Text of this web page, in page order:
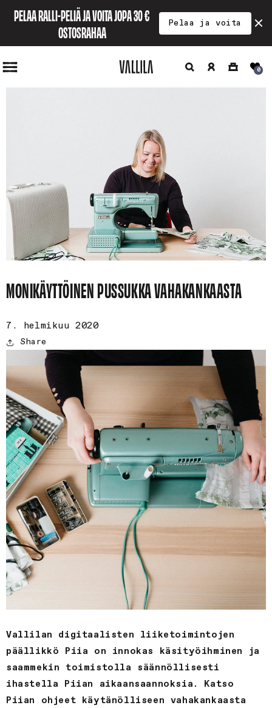
PELAA RALLI-PELIÄ JA VOITA JOPA 30 €
OSTOSRAHAA
Pelaa ja voita
siirry
sisältöön
sisään
Ostoskori0
MONIKÄYTTÖINEN PUSSUKKA VAHAKANKAASTA
7. helmikuu 2020
Share
Vallilan digitaalisten liiketoimintojen
päällikkö Piia on innokas käsityöihminen ja
saammekin toimistolla säännöllisesti
ihastella Piian aikaansaannoksia. Katso
Piian ohjeet käytänölliseen vahakankaasta